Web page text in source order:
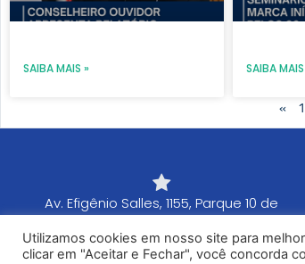
SAIBA MAIS » SAIBA
« 1
Av. Efigênio Salles, 1155, Parque 10 de
AM - CEP: 69055-736
Utilizamos cookies em nosso site para
clicar em "Aceitar e Fechar", você concorda